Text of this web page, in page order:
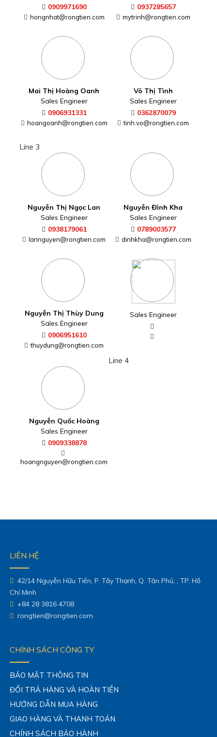
0909971690
hongnhat@rongtien.com
0937285657
mytrinh@rongtien.com
Mai Thị Hoàng Oanh
Sales Engineer
0906931331
hoangoanh@rongtien.com
Võ Thị Tình
Sales Engineer
0362870079
tinh.vo@rongtien.com
Line 3
Nguyễn Thị Ngọc Lan
Sales Engineer
0938179061
lannguyen@rongtien.com
Nguyễn Đình Kha
Sales Engineer
0789003577
dinhkha@rongtien.com
Nguyễn Thị Thùy Dung
Sales Engineer
0906951610
thuydung@rongtien.com
Sales Engineer
Line 4
Nguyễn Quốc Hoàng
Sales Engineer
0909338878
hoangnguyen@rongtien.com
LIÊN HỆ
42/14 Nguyễn Hữu Tiến, P. Tây Thạnh, Q. Tân Phú, , TP. Hồ
Chí Minh
+84 28 3816 4708
rongtien@rongtien.com
CHÍNH SÁCH CÔNG TY
BẢO MẬT THÔNG TIN
ĐỔI TRẢ HÀNG VÀ HOÀN TIỀN
HƯỚNG DẪN MUA HÀNG
GIAO HÀNG VÀ THANH TOÁN
CHÍNH SÁCH BẢO HÀNH